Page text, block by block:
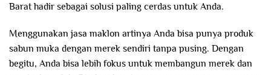
Barat hadir sebagai solusi paling cerdas untuk Anda.
Menggunakan jasa maklon artinya Anda bisa punya produk
sabun muka dengan merek sendiri tanpa pusing. Dengan
begitu, Anda bisa lebih fokus untuk membangun merek dan